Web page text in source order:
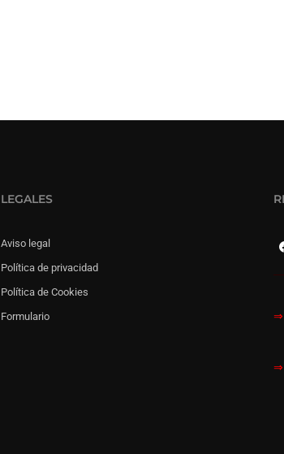
LEGALES
Aviso legal
Política de privacidad
Política de Cookies
Formulario
⇒
⇒